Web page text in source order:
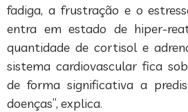
fadiga, a frustração e o
entra em estado de hiper-
quantidade de cortisol e
sistema cardiovascular fica
de forma significativa a
doenças”, explica.